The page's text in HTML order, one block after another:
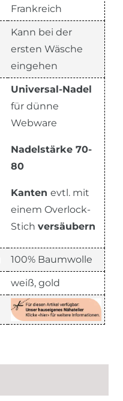
Frankreich
Kann bei der
ersten Wäsche
eingehen
Universal-Nadel
für dünne
Webware
Nadelstärke 70-
80
Kanten evtl. mit
einem Overlock-
Stich versäubern
100% Baumwolle
weiß, gold